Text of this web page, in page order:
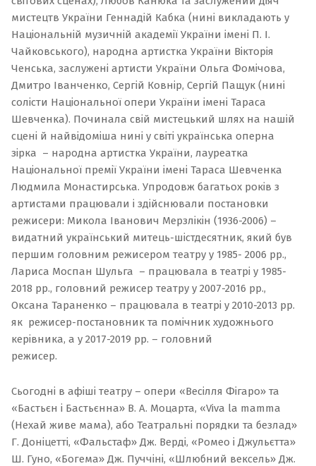
мистецтв України Геннадій Кабка (нині викладають у
Національній музичній академії України імені П. І.
Чайковського), народна артистка України Вікторія
Ченська, заслужені артисти України Ольга Фомічова,
Дмитро Іванченко, Сергій Ковнір, Сергій Пащук (нині
солісти Національної опери України імені Тараса
Шевченка). Починала свій мистецький шлях на нашій
сцені й найвідоміша нині у світі українська оперна
зірка – народна артистка України, лауреатка
Національної премії України імені Тараса Шевченка
Людмила Монастирська. Упродовж багатьох років з
артистами працювали і здійснювали постановки
режисери: Микола Іванович Мерзлікін (1936-2006) –
видатний український митець-шістдесятник, який був
першим головним режисером театру у 1985- 2006 рр.,
Лариса Моспан Шульга – працювала в театрі у 1985-
2018 рр., головний режисер театру у 2007-2016 рр.,
Оксана Тараненко – працювала в театрі у 2010-2013 рр.
як режисер-постановник та помічник художнього
керівника, а у 2017-2019 рр. – головний
Сьогодні в афіші театру – опери «Весілля Фігаро» та
«Бастьєн і Бастьєнна» В. А. Моцарта, «Viva la mamma
(Нехай живе мама), або Театральні порядки та безлад»
Г. Доніцетті, «Фальстаф» Дж. Верді, «Ромео і Джульєтта»
Ш. Гуно, «Богема» Дж. Пуччіні, «Шлюбний вексель» Дж.